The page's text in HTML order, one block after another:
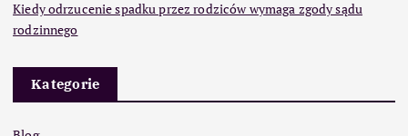
Kiedy odrzucenie spadku przez rodziców wymaga zgody sądu
rodzinnego
Kategorie